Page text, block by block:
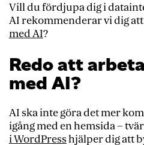
Vill du fördjupa dig i
AI rekommenderar vi dig att
med AI?
Redo att
med AI?
AI ska inte göra det mer
igång med en hemsida –
i WordPresshjälper dig att